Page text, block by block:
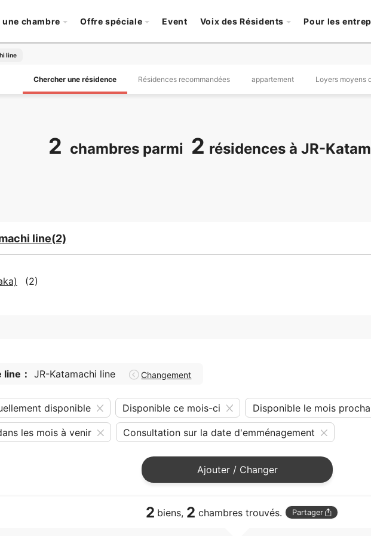
chambre Offre spéciale Event Voix des Résidents Pour les
line
Chercher une résidence Résidences recommandées appartement Loyers moyens
2 chambres parmi 2 résidences à JR-
line(2)
(2)
： JR-Katamachi line Changement
disponible Disponible ce mois-ci Disponible le mois
les mois à venir Consultation sur la date d'emménagement
Ajouter / Changer
2 biens, 2 chambres trouvés. Partager